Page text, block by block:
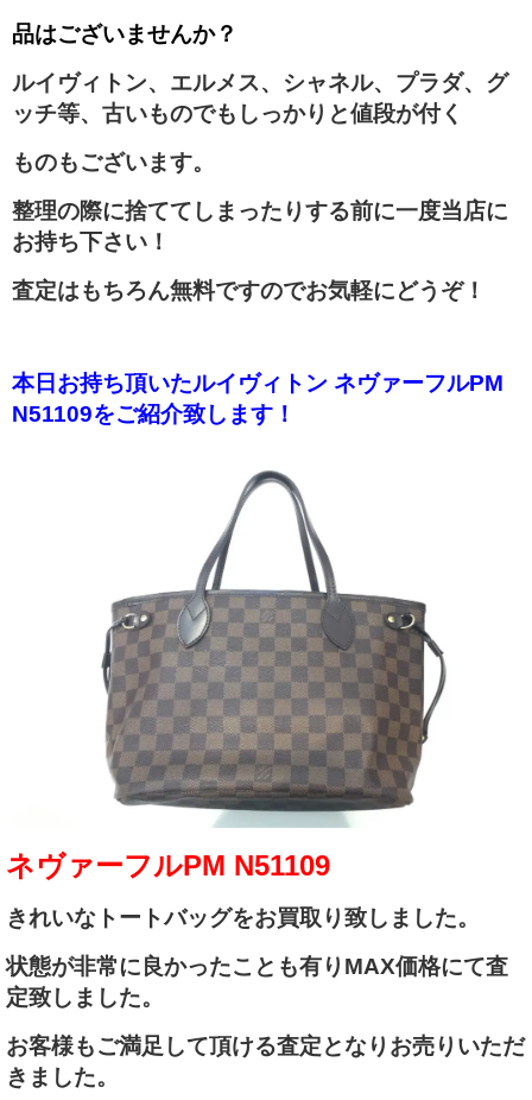
品はございませんか？
ルイヴィトン、エルメス、シャネル、プラダ、グ
ッチ等、古いものでもしっかりと値段が付く
ものもございます。
整理の際に捨ててしまったりする前に一度当店に
お持ち下さい！
査定はもちろん無料ですのでお気軽にどうぞ！
本日お持ち頂いたルイヴィトン ネヴァーフルPM
N51109をご紹介致します！
ネヴァーフルPM N51109
きれいなトートバッグをお買取り致しました。
状態が非常に良かったことも有りMAX価格にて査
定致しました。
お客様もご満足して頂ける査定となりお売りいただ
きました。